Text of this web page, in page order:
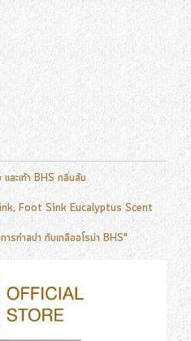
และเท้า BHS กลิ่นส้ม
Foot Sink Eucalyptus Scent
ทำสปา กับเกลืออโรม่า BHS"